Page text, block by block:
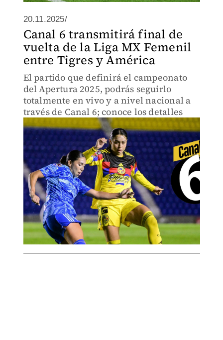
20.11.2025/
Canal 6 transmitirá final de
vuelta de la Liga MX Femenil
entre Tigres y América
El partido que definirá el campeonato
del Apertura 2025, podrás seguirlo
totalmente en vivo y a nivel nacional a
través de Canal 6; conoce los detalles